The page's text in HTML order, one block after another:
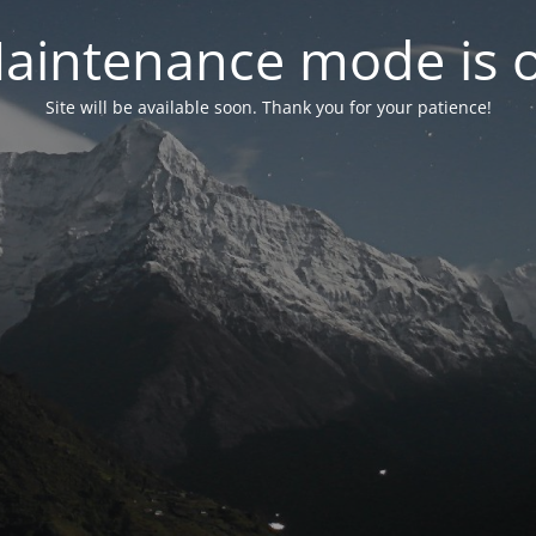
mode is
Site will be available soon. Thank you for your patience!